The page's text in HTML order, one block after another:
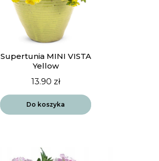
Supertunia MINI VISTA
Yellow
13.90 zł
Do koszyka